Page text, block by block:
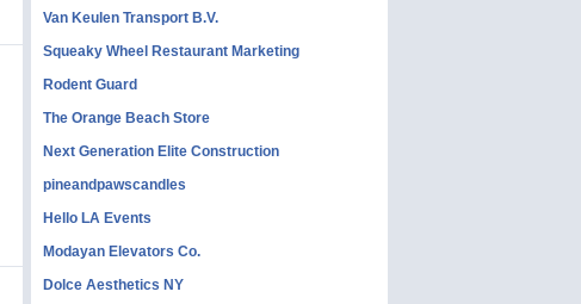
Van Keulen Transport B.V.
Squeaky Wheel Restaurant Marketing
Rodent Guard
The Orange Beach Store
Next Generation Elite Construction
pineandpawscandles
Hello LA Events
Modayan Elevators Co.
Dolce Aesthetics NY